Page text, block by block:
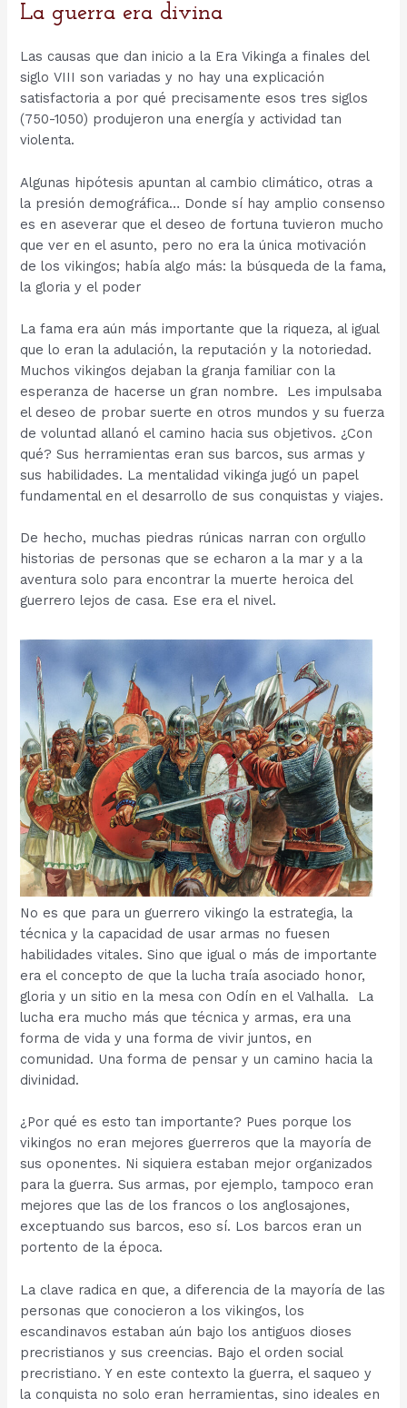
La guerra era divina
Las causas que dan inicio a la Era Vikinga a finales del
siglo VIII son variadas y no hay una explicación
satisfactoria a por qué precisamente esos tres siglos
(750-1050) produjeron una energía y actividad tan
violenta.
Algunas hipótesis apuntan al cambio climático, otras a
la presión demográfica… Donde sí hay amplio consenso
es en aseverar que el deseo de fortuna tuvieron mucho
que ver en el asunto, pero no era la única motivación
de los vikingos; había algo más: la búsqueda de la fama,
la gloria y el poder
La fama era aún más importante que la riqueza, al igual
que lo eran la adulación, la reputación y la notoriedad.
Muchos vikingos dejaban la granja familiar con la
esperanza de hacerse un gran nombre. Les impulsaba
el deseo de probar suerte en otros mundos y su fuerza
de voluntad allanó el camino hacia sus objetivos. ¿Con
qué? Sus herramientas eran sus barcos, sus armas y
sus habilidades. La mentalidad vikinga jugó un papel
fundamental en el desarrollo de sus conquistas y viajes.
De hecho, muchas piedras rúnicas narran con orgullo
historias de personas que se echaron a la mar y a la
aventura solo para encontrar la muerte heroica del
guerrero lejos de casa. Ese era el nivel.
No es que para un guerrero vikingo la estrategia, la
técnica y la capacidad de usar armas no fuesen
habilidades vitales. Sino que igual o más de importante
era el concepto de que la lucha traía asociado honor,
gloria y un sitio en la mesa con Odín en el Valhalla. La
lucha era mucho más que técnica y armas, era una
forma de vida y una forma de vivir juntos, en
comunidad. Una forma de pensar y un camino hacia la
divinidad.
¿Por qué es esto tan importante? Pues porque los
vikingos no eran mejores guerreros que la mayoría de
sus oponentes. Ni siquiera estaban mejor organizados
para la guerra. Sus armas, por ejemplo, tampoco eran
mejores que las de los francos o los anglosajones,
exceptuando sus barcos, eso sí. Los barcos eran un
portento de la época.
La clave radica en que, a diferencia de la mayoría de las
personas que conocieron a los vikingos, los
escandinavos estaban aún bajo los antiguos dioses
precristianos y sus creencias. Bajo el orden social
precristiano. Y en este contexto la guerra, el saqueo y
la conquista no solo eran herramientas, sino ideales en